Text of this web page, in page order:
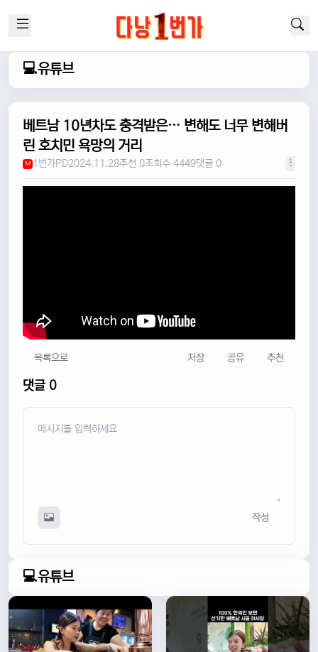
💻유튜브
베트남 10년차도 충격받은… 변해도 너무 변해버
린 호치민 욕망의 거리
M 1번가PD2024.11.28추천 0조회수 4449댓글 0
목록으로 저장 공유 추천
댓글 0
작성
💻유튜브